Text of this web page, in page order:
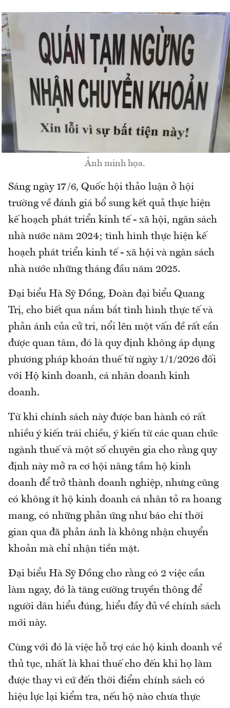
Ảnh minh họa.
Sáng ngày 17/6, Quốc hội thảo luận ở hội
trường về đánh giá bổ sung kết quả thực hiện
kế hoạch phát triển kinh tế - xã hội, ngân sách
nhà nước năm 2024; tình hình thực hiện kế
hoạch phát triển kinh tế - xã hội và ngân sách
nhà nước những tháng đầu năm 2025.
Đại biểu Hà Sỹ Đồng, Đoàn đại biểu Quang
Trị, cho biết qua nắm bắt tình hình thực tế và
phản ánh của cử tri, nổi lên một vấn đề rất cần
được quan tâm, đó là quy định không áp dụng
phương pháp khoán thuế từ ngày 1/1/2026 đối
với Hộ kinh doanh, cá nhân doanh kinh
doanh.
Từ khi chính sách này được ban hành có rất
nhiều ý kiến trái chiều, ý kiến từ các quan chức
ngành thuế và một số chuyên gia cho rằng quy
định này mở ra cơ hội nâng tầm hộ kinh
doanh để trở thành doanh nghiệp, nhưng cũng
có không ít hộ kinh doanh cá nhân tỏ ra hoang
mang, có những phản ứng như báo chí thời
gian qua đã phản ánh là không nhận chuyển
khoản mà chỉ nhận tiền mặt.
Đại biểu Hà Sỹ Đồng cho rằng có 2 việc cần
làm ngay, đó là tăng cường truyền thông để
người dân hiểu đúng, hiểu đầy đủ về chính sách
mới này.
Cùng với đó là việc hỗ trợ các hộ kinh doanh về
thủ tục, nhất là khai thuế cho đến khi họ làm
được thay vì cứ đến thời điểm chính sách có
hiệu lực lại kiểm tra, nếu hộ nào chưa thực